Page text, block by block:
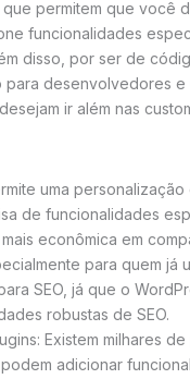
permitem que você
funcionalidades
disso, por ser de
para desenvolvedores e
ir além nas
uma
de funcionalidades
econômica em
para quem já
SEO, já que o
robustas de SEO.
Existem milhares de
adicionar